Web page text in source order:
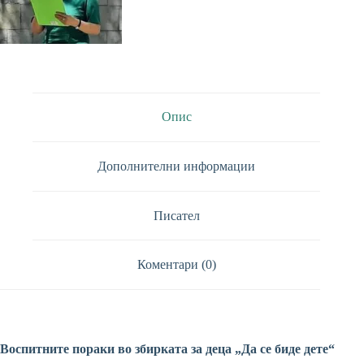
Опис
Дополнителни информации
Писател
Коментари (0)
Воспитните пораки во збирката за деца „Да се биде дете“